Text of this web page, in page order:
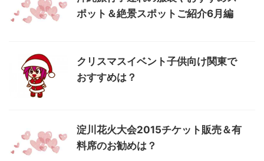
ポット＆絶景スポットご紹介6月編
クリスマスイベント子供向け関東で
おすすめは？
淀川花火大会2015チケット販売＆有
料席のお勧めは？